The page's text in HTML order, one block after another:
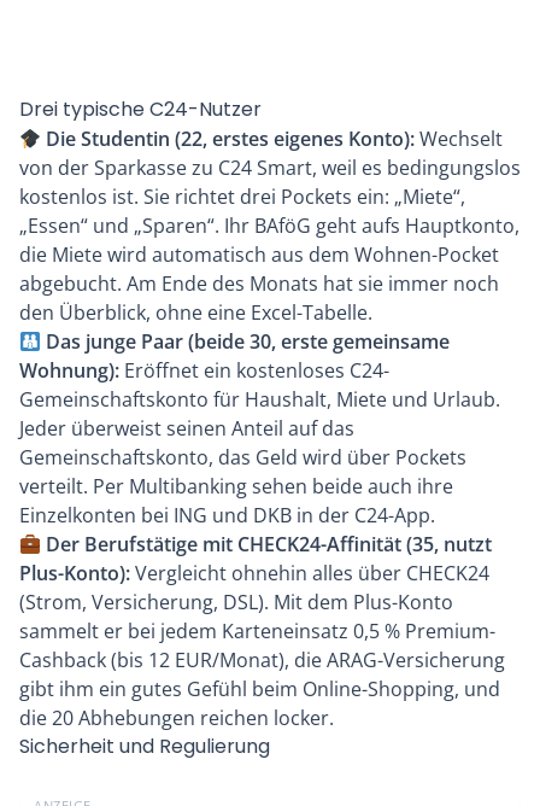
Drei typische C24-Nutzer
Die Studentin (22, erstes eigenes Konto):Wechselt
von der Sparkasse zu C24 Smart, weil es bedingungslos
kostenlos ist. Sie richtet drei Pockets ein: „Miete“,
„Essen“ und „Sparen“. Ihr BAföG geht aufs Hauptkonto,
die Miete wird automatisch aus dem Wohnen-Pocket
abgebucht. Am Ende des Monats hat sie immer noch
den Überblick, ohne eine Excel-Tabelle.
Das junge Paar (beide 30, erste gemeinsame
Wohnung): Eröffnet ein kostenloses C24-
Gemeinschaftskonto für Haushalt, Miete und Urlaub.
Jeder überweist seinen Anteil auf das
Gemeinschaftskonto, das Geld wird über Pockets
verteilt. Per Multibanking sehen beide auch ihre
Einzelkonten bei ING und DKB in der C24-App.
Der Berufstätige mit CHECK24-Affinität (35, nutzt
Plus-Konto):Vergleicht ohnehin alles über CHECK24
(Strom, Versicherung, DSL). Mit dem Plus-Konto
sammelt er bei jedem Karteneinsatz 0,5 % Premium-
Cashback (bis 12 EUR/Monat), die ARAG-Versicherung
gibt ihm ein gutes Gefühl beim Online-Shopping, und
die 20 Abhebungen reichen locker.
Sicherheit und Regulierung